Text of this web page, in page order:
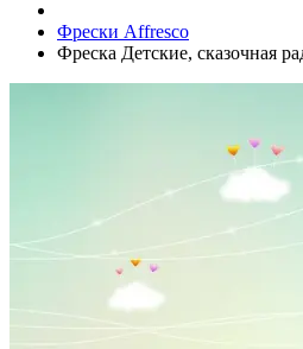
Фрески Affresco
Фреска Детские, сказочная